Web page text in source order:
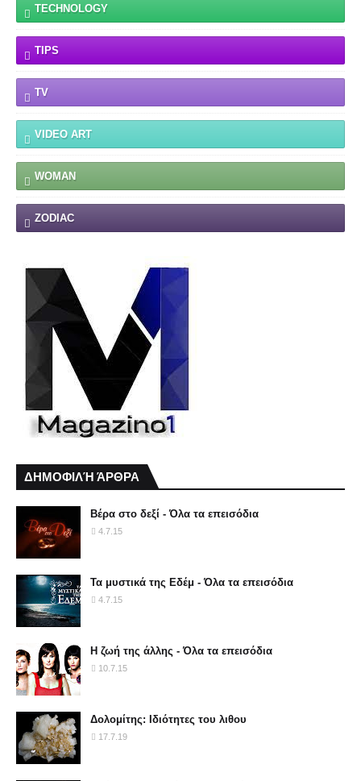
TECHNOLOGY
TIPS
TV
VIDEO ART
WOMAN
ZODIAC
ΔΗΜΟΦΙΛΉ ΆΡΘΡΑ
Βέρα στο δεξί - Όλα τα επεισόδια
4.7.15
Τα μυστικά της Εδέμ - Όλα τα επεισόδια
4.7.15
Η ζωή της άλλης - Όλα τα επεισόδια
10.7.15
Δολομίτης: Ιδιότητες του λιθου
17.7.19